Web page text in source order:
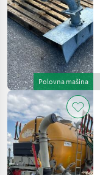
Polovna mašina